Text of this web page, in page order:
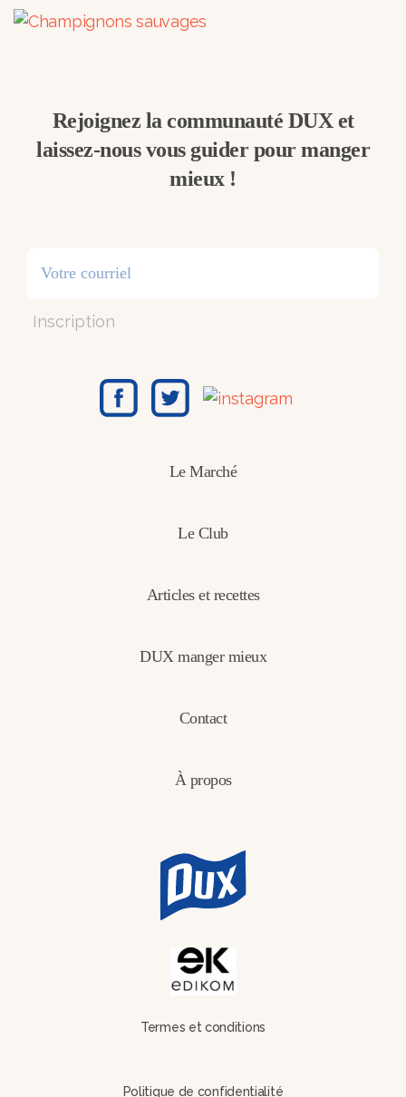
Rejoignez la communauté DUX et
laissez-nous vous guider pour manger
mieux !
Inscription
Le Marché
Le Club
Articles et recettes
DUX manger mieux
Contact
À propos
Termes et conditions
Politique de confidentialité